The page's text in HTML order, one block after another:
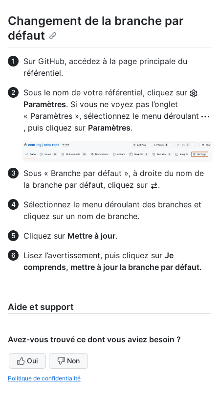
Changement de la branche par
défaut
Sur GitHub, accédez à la page principale du
référentiel.
Sous le nom de votre référentiel, cliquez sur
Paramètres. Si vous ne voyez pas l’onglet
« Paramètres », sélectionnez le menu déroulant
, puis cliquez sur Paramètres.
Sous « Branche par défaut », à droite du nom de
la branche par défaut, cliquez sur
.
Sélectionnez le menu déroulant des branches et
cliquez sur un nom de branche.
Cliquez sur Mettre à jour.
Lisez l’avertissement, puis cliquez sur Je
comprends, mettre à jour la branche par défaut.
Aide et support
Avez-vous trouvé ce dont vous aviez besoin ?
Oui Non
Politique de confidentialité